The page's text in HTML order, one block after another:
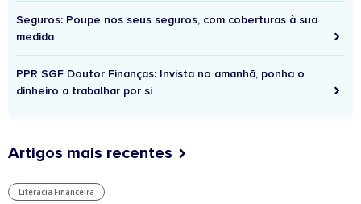
Seguros: Poupe nos seus seguros, com coberturas à sua
medida
PPR SGF Doutor Finanças: Invista no amanhã, ponha o
dinheiro a trabalhar por si
Artigos mais recentes
Literacia Financeira